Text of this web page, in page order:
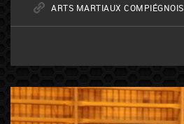
ARTS MARTIAUX COMPIÉGNOIS